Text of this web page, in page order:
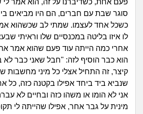
פעם אחת, כשדיברנו על זה, הוא אמר
סוגר שבת עם חברים, הם היו מביאים
כשכל אחד לעצמו. שמתי לב שכשהוא
לו איזו בליטה במכנסיים שלו וראיתי
אחרי כמה הייתה עוד פעם שהוא אמר את
הוא כבר הוסיף לזה: "חבל שאני כבר
קיצר, זה התחיל אצלי כל מיני מחשבות
שנביא ביד ביחד אפילו בקטנה כזה, כל
אני לא הומו או משהו כזה ובחיים לא
מינית על גבר אחר, אפילו שהייתה לי